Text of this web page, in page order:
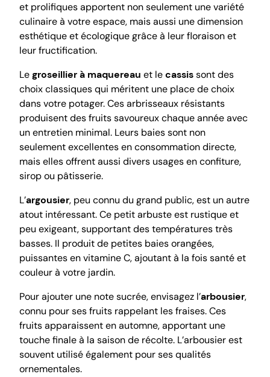
et prolifiques apportent non seulement une variété
culinaire à votre espace, mais aussi une dimension
esthétique et écologique grâce à leur floraison et
leur fructification.
Legroseillier à maquereau et lecassissont des
choix classiques qui méritent une place de choix
dans votre potager. Ces arbrisseaux résistants
produisent des fruits savoureux chaque année avec
un entretien minimal. Leurs baies sont non
seulement excellentes en consommation directe,
mais elles offrent aussi divers usages en confiture,
sirop ou pâtisserie.
L’argousier, peu connu du grand public, est un autre
atout intéressant. Ce petit arbuste est rustique et
peu exigeant, supportant des températures très
basses. Il produit de petites baies orangées,
puissantes en vitamine C, ajoutant à la fois santé et
couleur à votre jardin.
Pour ajouter une note sucrée, envisagez l’arbousier,
connu pour ses fruits rappelant les fraises. Ces
fruits apparaissent en automne, apportant une
touche finale à la saison de récolte. L’arbousier est
souvent utilisé également pour ses qualités
ornementales.